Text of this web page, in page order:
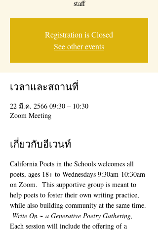
staff
Registration is Closed
See other events
เวลาและสถานที่
22 มี.ค. 2566 09:30 – 10:30
Zoom Meeting
เกี่ยวกับอีเวนท์
California Poets in the Schools welcomes all
poets, ages 18+ to Wednesdays 9:30am-10:30am
on Zoom.  This supportive group is meant to
help poets to foster their own writing practice,
while also building community at the same time.
Write On ~ a Generative Poetry Gathering,
Each session will include the offering of a